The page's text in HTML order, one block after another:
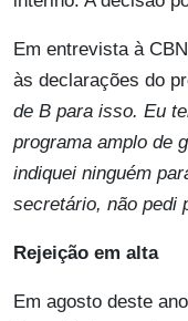
Em entrevista à
às declarações do
de B para isso. Eu
programa amplo de
indiquei ninguém
secretário, não pedi
Rejeição em alta
Em agosto deste